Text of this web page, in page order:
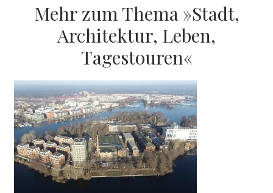
Mehr zum Thema »Stadt,
Architektur, Leben,
Tagestouren«